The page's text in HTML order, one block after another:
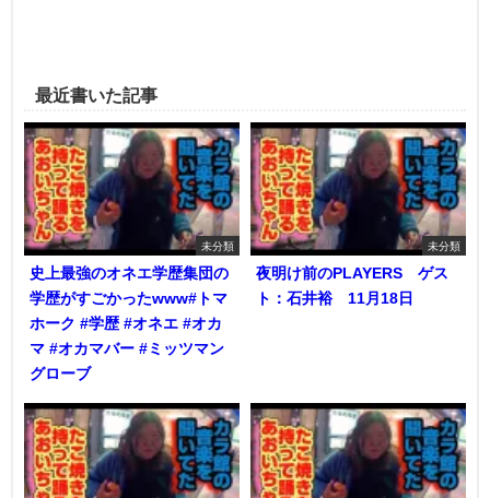
最近書いた記事
未分類
史上最強のオネエ学歴集団の
学歴がすごかったwww#トマ
ホーク #学歴 #オネエ #オカ
マ #オカマバー #ミッツマン
グローブ
未分類
夜明け前のPLAYERS ゲス
ト：石井裕 11月18日